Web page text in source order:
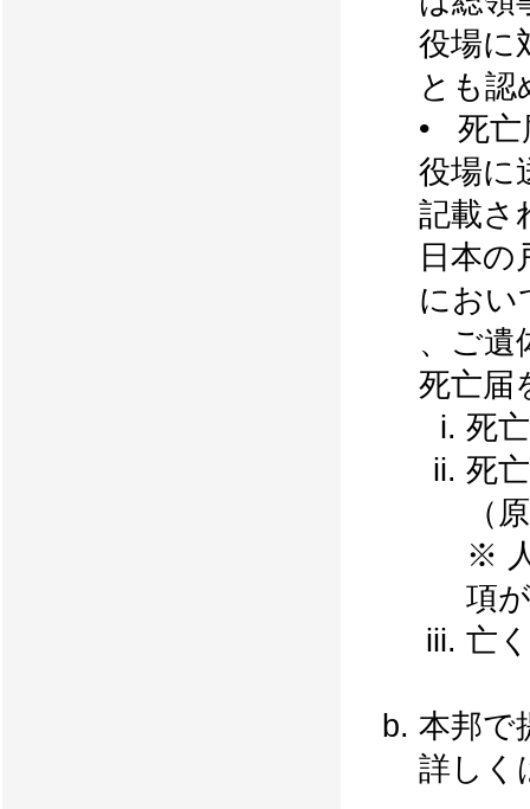
役場に
とも認
• 死亡
役場に
記載さ
日本の
におい
、ご遺
死亡届
死
死
（
※
項
亡
本邦で
詳しく